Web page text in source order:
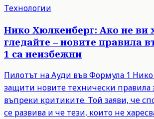
Технологии
Нико Хюлкенберг: Ако не ви
гледайте – новите правила
1 са неизбежни
Пилотът на Ауди във Формула 1
защити новите технически правила
въпреки критиките. Той заяви, че
се развива и че тези, които не